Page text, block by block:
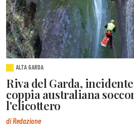
ALTA GARDA
Riva del Garda,
coppia australiana
l'elicottero
di Redazione